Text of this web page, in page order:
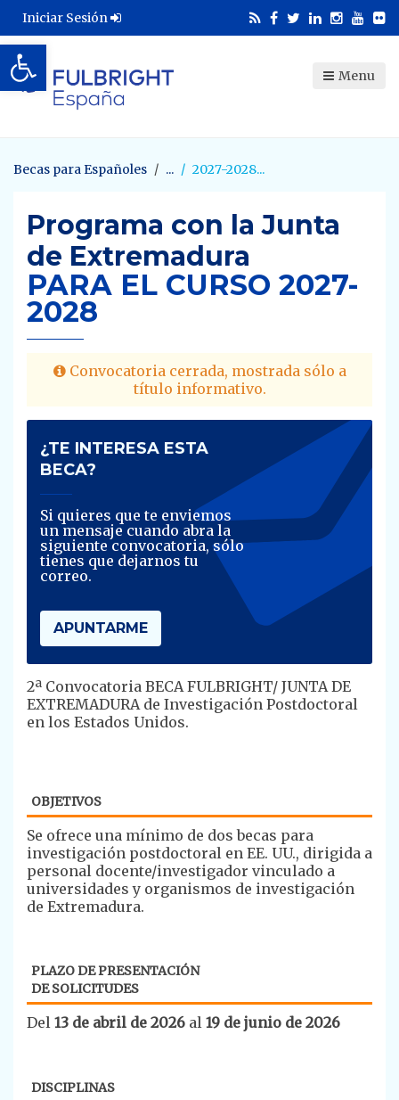
Abrir barra de herramientas
Iniciar Sesión
Menu
Becas para Españoles 2027-2028
Programa con la Junta
de Extremadura
PARA EL CURSO 2027-
2028
Convocatoria cerrada, mostrada sólo a
título informativo.
¿TE INTERESA ESTA
BECA?
Si quieres que te enviemos
un mensaje cuando abra la
siguiente convocatoria, sólo
tienes que dejarnos tu
correo.
APUNTARME
​​2ª Convocatoria BECA FULBRIGHT/ JUNTA DE
EXTREMADURA de Investigación Postdoctoral
en los Estados Unidos.
OBJETIVOS
​Se ofrece una mínimo de dos becas para
investigación postdoctoral en EE. UU., dirigida a
personal docente/investigador vinculado a
universidades y organismos de investigación
de Extremadura.
PLAZO DE PRESENTACIÓN
DE SOLICITUDES
Del 13 de abril de 2026 al 19 de junio de 2026
DISCIPLINAS